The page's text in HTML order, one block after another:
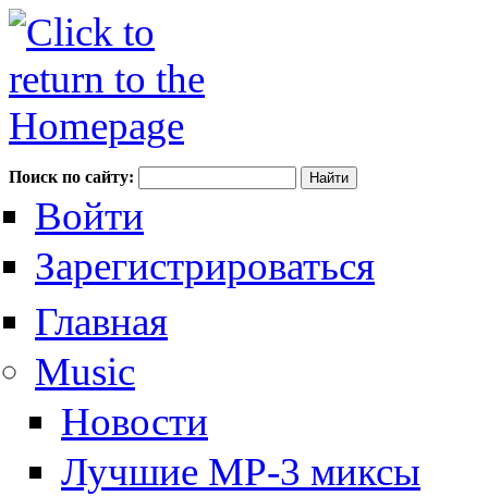
Поиск по сайту:
Войти
Зарегистрироваться
Главная
Music
Новости
Лучшие MP-3 миксы